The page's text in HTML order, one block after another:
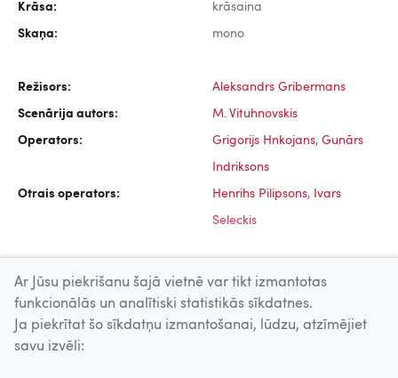
Krāsa: krāsaina
Skaņa: mono
Režisors: Aleksandrs Gribermans
Scenārija autors: M. Vituhnovskis
Operators: Grigorijs Hnkojans, Gunārs
Indriksons
Otrais operators: Henrihs Pilipsons, Ivars
Seleckis
Uz augšu
Ar Jūsu piekrišanu šajā vietnē var tikt izmantotas
funkcionālās un analītiski statistikās sīkdatnes.
Ja piekrītat šo sīkdatņu izmantošanai, lūdzu, atzīmējiet
savu izvēli: